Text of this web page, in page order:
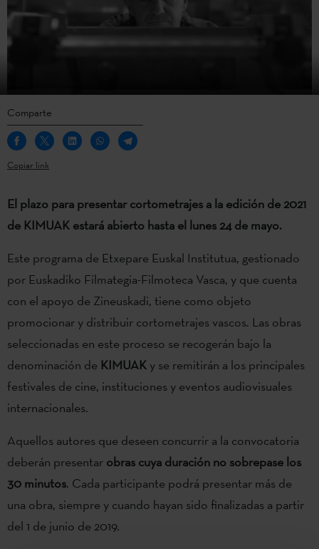
Comparte
Copiar link
El plazo para presentar cortometrajes a la edición de 2021
de KIMUAK estará abierto hasta el lunes 24 de mayo.
Este programa de Etxepare Euskal Institutua, gestionado
por Euskadiko Filmategia-Filmoteca Vasca, y que cuenta
con el apoyo de Zineuskadi, tiene como objeto
promocionar y distribuir cortometrajes vascos. Las obras
seleccionadas en este proceso se recogerán bajo la
denominación de KIMUAK y se remitirán a los principales
festivales de cine, instituciones y eventos audiovisuales
internacionales.
Aquellos autores que deseen concurrir a la convocatoria
deberán presentar obras cuya duración no sobrepase los
30 minutos. Cada participante podrá presentar más de
una obra, siempre y cuando hayan sido finalizadas a partir
del 1 de junio de 2019.